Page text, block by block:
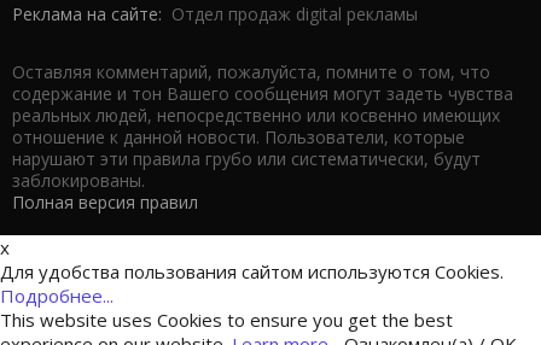
Реклама на сайте: Отдел продаж digital рекламы
Оставляя комментарий, пожалуйста, помните о том, что
содержание и тон Вашего сообщения могут задеть чувства
реальных людей, непосредственно или косвенно имеющих
отношение к данной новости. Пользователи, которые
нарушают эти правила грубо или систематически, будут
заблокированы.
Полная версия правил
x
Для удобства пользования сайтом используются Cookies.
Подробнее...
This website uses Cookies to ensure you get the best